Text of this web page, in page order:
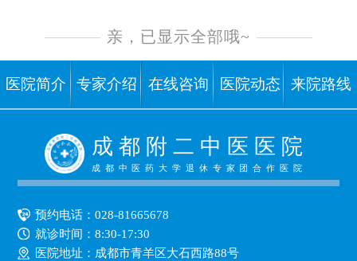
亲，已显示全部哦~
医院简介 专家介绍 在线咨询 医院动态 来院路线
成 都 附 二 中 医 医 院
成都中医药大学退休专家团合作医院
预约电话：028-81665678
就诊时间：8:30-17:30
医院地址：成都市青羊区大石西路88号